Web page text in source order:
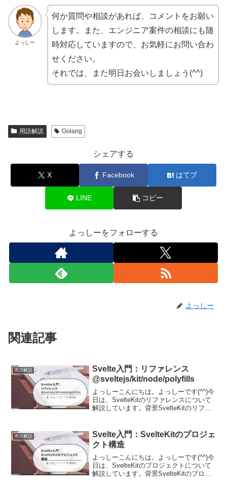
よっしー
何か質問や相談があれば、コメントをお願い
します。また、エンジニア案件の相談にも随
時対応していますので、お気軽にお問い合わ
せください。
それでは、また明日お会いしましょう(^^)
用語解説 Golang
シェアする
X Facebook はてブ
LINE コピー
よっしーをフォローする
よっしー
関連記事
用語解説
Svelte入門：リファレンス
@sveltejs/kit/node/polyfills
よっしーこんにちは。よっしーです(^^)今
日は、SvelteKitのリファレンスについて
解説しています。背景SvelteKitのリファ
に残しました。@sveltejs/...
用語解説
Svelte入門：SvelteKitのプロジェ
クト構造
よっしーこんにちは。よっしーです(^^)今
日は、SvelteKitのプロジェクトについて
解説しています。背景SvelteKitのプロジ